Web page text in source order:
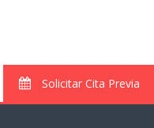
Solicitar Cita Previa